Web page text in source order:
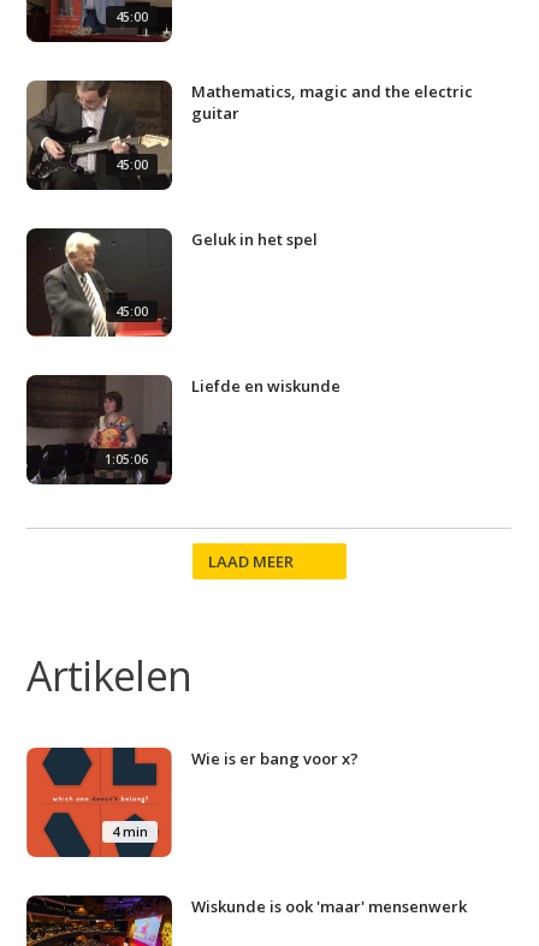
Studium Generale
Home
45:00
45:00
Mathematics, magic and the electric
guitar
45:00
Geluk in het spel
1:05:06
Liefde en wiskunde
LAAD MEER
Artikelen
4 min
Wie is er bang voor x?
Wiskunde is ook 'maar' mensenwerk